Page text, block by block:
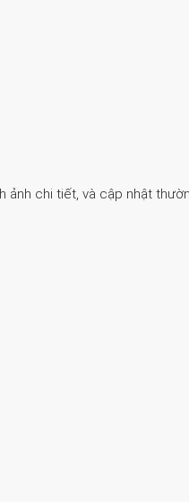
ảnh chi tiết, và cập nhật